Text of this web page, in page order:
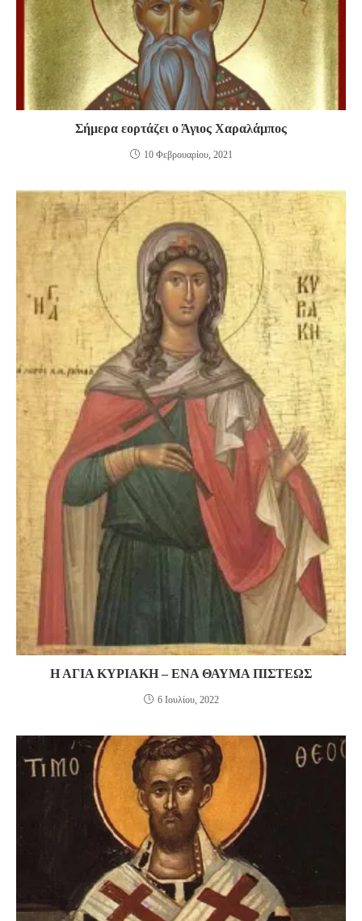
Σήμερα εορτάζει ο Άγιος Χαραλάμπος
10 Φεβρουαρίου, 2021
Η ΑΓΙΑ ΚΥΡΙΑΚΗ – ΕΝΑ ΘΑΥΜΑ ΠΙΣΤΕΩΣ
6 Ιουλίου, 2022